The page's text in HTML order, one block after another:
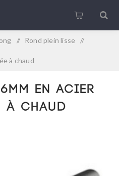
/ Rond plein lisse /
à chaud
en acier
à chaud